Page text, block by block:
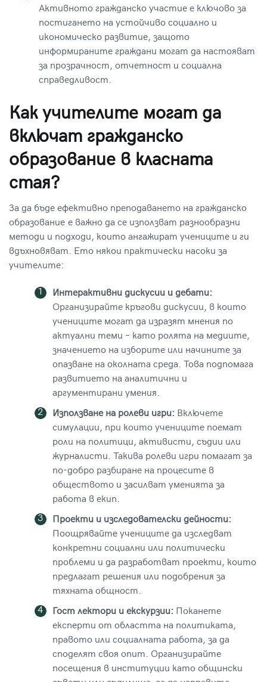
Активното гражданско участие е ключово за
постигането на устойчиво социално и
икономическо развитие, защото
информираните граждани могат да настояват
за прозрачност, отчетност и социална
справедливост.
Как учителите могат да
включат гражданско
образование в класната
стая?
За да бъде ефективно преподаването на гражданско
образование е важно да се използват разнообразни
методи и подходи, които ангажират учениците и ги
вдъхновяват. Ето някои практически насоки за
учителите:
Интерактивни дискусии и дебати:
Организирайте кръгови дискусии, в които
учениците могат да изразят мнения по
актуални теми – като ролята на медиите,
значението на изборите или начините за
опазване на околната среда. Това подпомага
развитието на аналитични и
аргументирани умения.
Използване на ролеви игри: Включете
симулации, при които учениците поемат
роли на политици, активисти, съдии или
журналисти. Такива ролеви игри помагат за
по-добро разбиране на процесите в
обществото и засилват уменията за
работа в екип.
Проекти и изследователски дейности:
Поощрявайте учениците да изследват
конкретни социални или политически
проблеми и да разработват проекти, които
предлагат решения или подобрения за
тяхната общност.
Гост лектори и екскурзии: Поканете
експерти от областта на политиката,
правото или социалната работа, за да
споделят своя опит. Организирайте
посещения в институции като общински